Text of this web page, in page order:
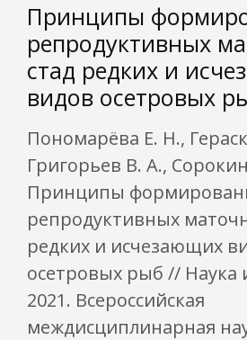
Принципы
репродуктивных
стад редких и
видов осетровых
Пономарёва Е. Н.,
Григорьев В. А.,
Принципы
репродуктивных
редких и исчезающих
осетровых рыб // Наука
2021. Всероссийская
междисциплинарная